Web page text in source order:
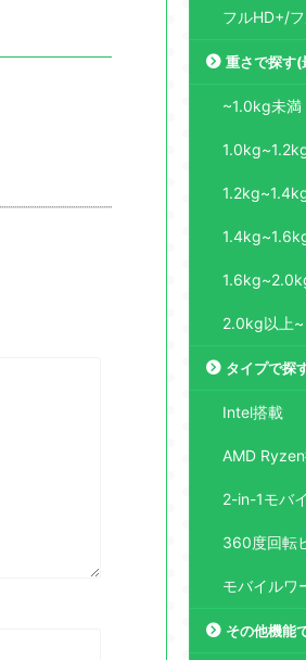
フルHD+/
重さで探す(
~1.0kg未満
2.0kg以上~
タイプで探
Intel搭載
AMD
2-in-1モバ
360度回転
モバイルワ
その他機能